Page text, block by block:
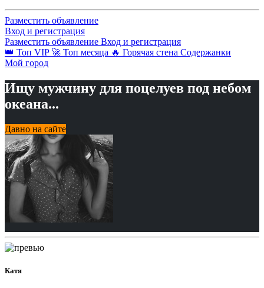
Разместить объявление
Вход и регистрация
Разместить объявление Вход и регистрация
👑 Топ VIP 🚀 Топ месяца 🔥 Горячая стена Содержанки
Мой город
Ищу мужчину для поцелуев под небом
океана...
Давно на сайте
Катя